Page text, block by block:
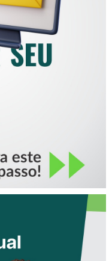
SEU E-
7